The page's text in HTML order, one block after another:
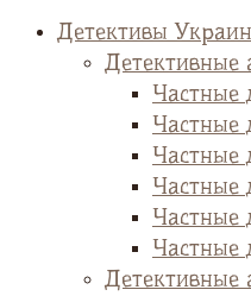
Детективы
Детективные
Частные
Частные
Частные
Частные
Частные
Частные
Детективные